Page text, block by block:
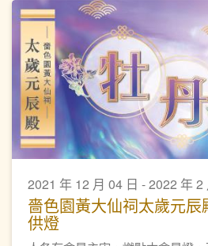
2021 年 12 月 04 日 - 2022 年 2
嗇色園黃大仙祠太歲元
供燈